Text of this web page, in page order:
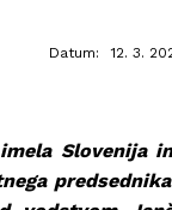
Datum: 12. 3.
Slovenija